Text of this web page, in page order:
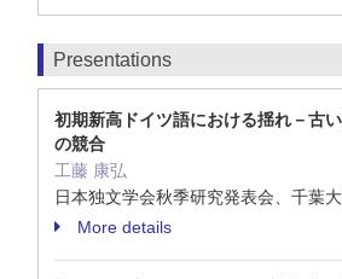
Presentations
初期新高ドイツ語における揺れ－古
の競合
工藤 康弘
日本独文学会秋季研究発表会、千葉
More details